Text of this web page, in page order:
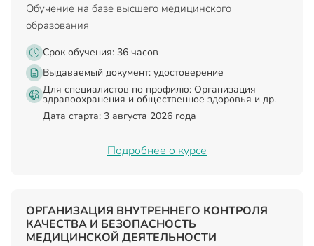
Обучение на базе высшего медицинского
образования
Срок обучения: 36 часов
Выдаваемый документ: удостоверение
Для специалистов по профилю: Организация
здравоохранения и общественное здоровья и др.
Дата старта: 3 августа 2026 года
Подробнее о курсе
ОРГАНИЗАЦИЯ ВНУТРЕННЕГО КОНТРОЛЯ
КАЧЕСТВА И БЕЗОПАСНОСТЬ
МЕДИЦИНСКОЙ ДЕЯТЕЛЬНОСТИ